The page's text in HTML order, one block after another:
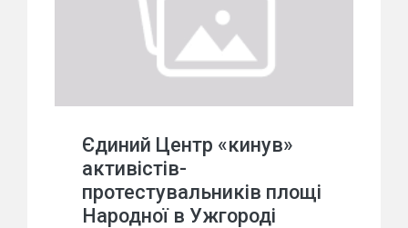
Єдиний Центр «кинув»
активістів-
протестувальників площі
Народної в Ужгороді